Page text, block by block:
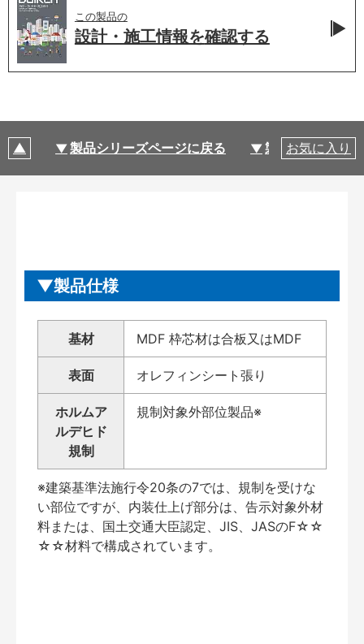
この製品の
設計・施工情報を確認する
製品シリーズページに戻る 製品仕様
お気に入り
製品仕様
基材 MDF 枠芯材は合板又はMDF
表面 オレフィンシート張り
ホルムア
ルデヒド
規制
規制対象外部位製品※
※建築基準法施行令20条の7では、規制を受けな
い部位ですが、内装仕上げ部分は、告示対象外材
料または、国土交通大臣認定、JIS、JASのF☆☆
☆☆材料で構成されています。